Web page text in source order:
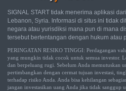
SIGNAL START tidak menerima aplikasi
Lebanon, Syria. Informasi di situs ini tidak
negara atau yurisdiksi mana pun di mana
tersebut bertentangan dengan hukum atau
PERINGATAN RESIKO TINGGI: Perdagangan
yang mungkin tidak cocok untuk semua investor.
dan berpeluang rugi. Sebelum Anda memutuskan
pertimbangkan dengan cermat tujuan investasi,
terhadap risiko Anda. Anda bisa kehilangan
jangan investasikan uang Anda jika tidak